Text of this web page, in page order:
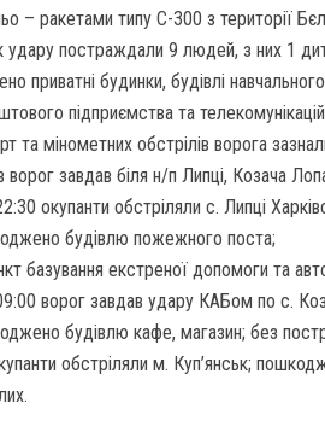
– ракетами типу С-300 з території
удару постраждали 9 людей, з них 1
приватні будинки, будівлі
підприємства та
та мінометних обстрілів ворога
ворог завдав біля н/п Липці, Козача
окупанти обстріляли с. Липці
будівлю пожежного поста;
базування екстреної допомоги та
ворог завдав удару КАБом по с.
будівлю кафе, магазин; без
обстріляли м. Куп’янськ;